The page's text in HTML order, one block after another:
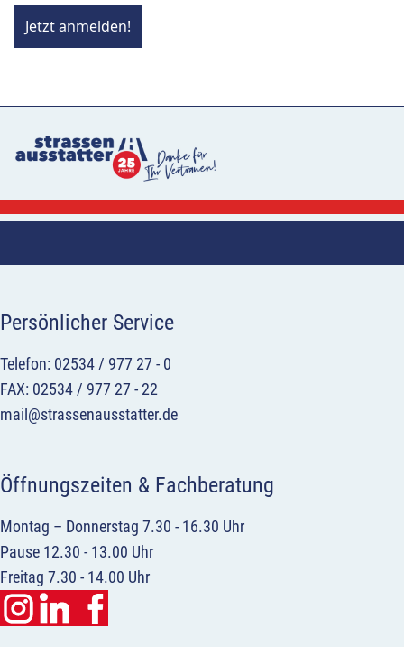
Jetzt anmelden!
Persönlicher Service
Telefon: 02534 / 977 27 - 0
FAX: 02534 / 977 27 - 22
mail@strassenausstatter.de
Öffnungszeiten & Fachberatung
Montag – Donnerstag 7.30 - 16.30 Uhr
Pause 12.30 - 13.00 Uhr
Freitag 7.30 - 14.00 Uhr